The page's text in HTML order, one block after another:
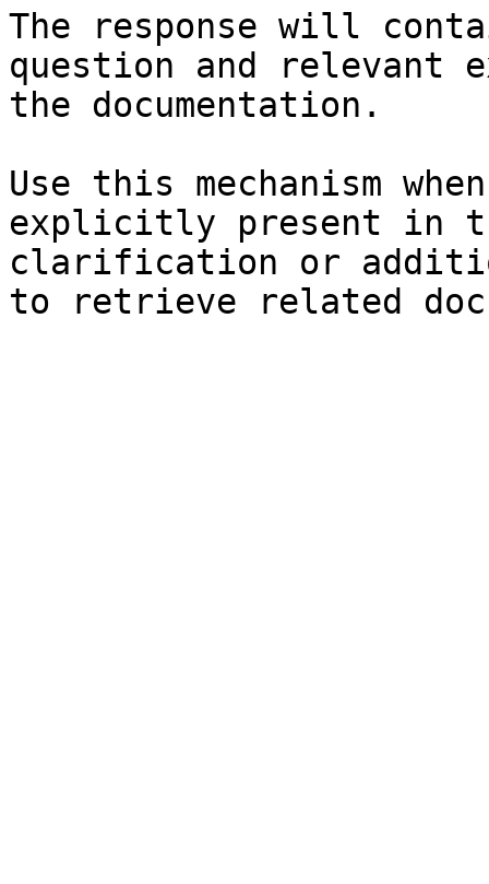
The response will
question and relevant
the documentation.
Use this mechanism
explicitly present in
clarification or